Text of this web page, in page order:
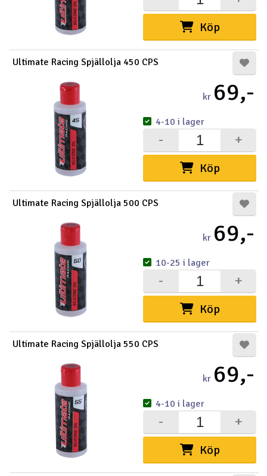
Köp
Ultimate Racing Spjällolja 450 CPS
kr 69,-
Köp
+
-
4-10 i lager
Ultimate Racing Spjällolja 500 CPS
kr 69,-
Köp
+
-
10-25 i lager
Ultimate Racing Spjällolja 550 CPS
kr 69,-
Köp
+
-
4-10 i lager